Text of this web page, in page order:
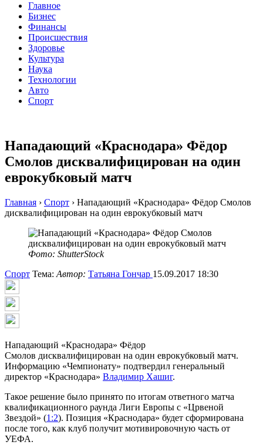
Главное
Бизнес
Финансы
Происшествия
Здоровье
Культура
Наука
Технологии
Авто
Спорт
Нападающий «Краснодара» Фёдор
Смолов дисквалифицирован на один
еврокубковый матч
Главная › Спорт › Нападающий «Краснодара» Фёдор Смолов
дисквалифицирован на один еврокубковый матч
Фото: ShutterStock
Спорт Тема: Автор: Татьяна Гончар 15.09.2017 18:30
Нападающий «Краснодара» Фёдор
Смолов дисквалифицирован на один еврокубковый матч.
Информацию «Чемпионату» подтвердил генеральный
директор «Краснодара» Владимир Хашиг.
Такое решение было принято по итогам ответного матча
квалификационного раунда Лиги Европы с «Црвеной
Звездой» (1:2). Позиция «Краснодара» будет сформирована
после того, как клуб получит мотивировочную часть от
УЕФА.